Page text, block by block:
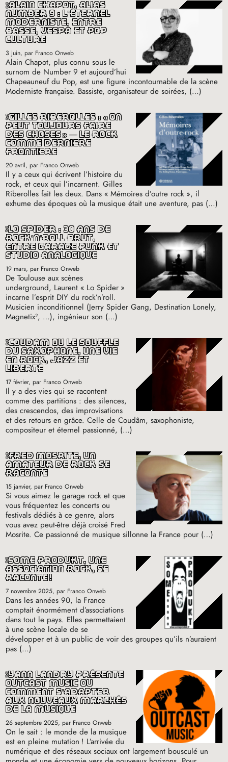
alain chapot, alias
number 9 : l’éternel
moderniste, entre
basse, vespa et pop
culture
3 juin, par Franco Onweb
Alain Chapot, plus connu sous le
surnom de Number 9 et aujourd’hui
Chapeauneuf du Pop, est une figure incontournable de la scène
Moderniste française. Bassiste, organisateur de soirées, (…)
gilles riberolles : «on
peut toujours faire
des choses» — le rock
comme dernière
frontière
20 avril, par Franco Onweb
Il y a ceux qui écrivent l’histoire du
rock, et ceux qui l’incarnent. Gilles
Riberolles fait les deux. Dans « Mémoires d’outre rock », il
exhume des époques où la musique était une aventure, pas (…)
lo spider : 30 ans de
rock’n’roll brut,
entre garage punk et
studio analogique
19 mars, par Franco Onweb
De Toulouse aux scènes
underground, Laurent « Lo Spider »
incarne l’esprit DIY du rock’n’roll.
Musicien inconditionnel (Jerry Spider Gang, Destination Lonely,
Magnetix², …), ingénieur son (…)
coudâm ou le souffle
du saxophone, une vie
en rock, jazz et
liberté
17 février, par Franco Onweb
Il y a des vies qui se racontent
comme des partitions : des silences,
des crescendos, des improvisations
et des retours en grâce. Celle de Coudâm, saxophoniste,
compositeur et éternel passionné, (…)
fred mosrite, un
amateur de rock se
raconte
15 janvier, par Franco Onweb
Si vous aimez le garage rock et que
vous fréquentez les concerts ou
festivals dédiés à ce genre, alors
vous avez peut-être déjà croisé Fred
Mosrite. Ce passionné de musique sillonne la France pour (…)
some produkt, une
association rock, se
raconte !
7 novembre 2025, par Franco Onweb
Dans les années 90, la France
comptait énormément d’associations
dans tout le pays. Elles permettaient
à une scène locale de se
développer et à un public de voir des groupes qu’ils n’auraient
pas (…)
yann landry présente
outcast music où
comment s’adapter
aux nouveaux marchés
de la musique
26 septembre 2025, par Franco Onweb
On le sait : le monde de la musique
est en pleine mutation ! L’arrivée du
numérique et des réseaux sociaux ont largement bousculé un